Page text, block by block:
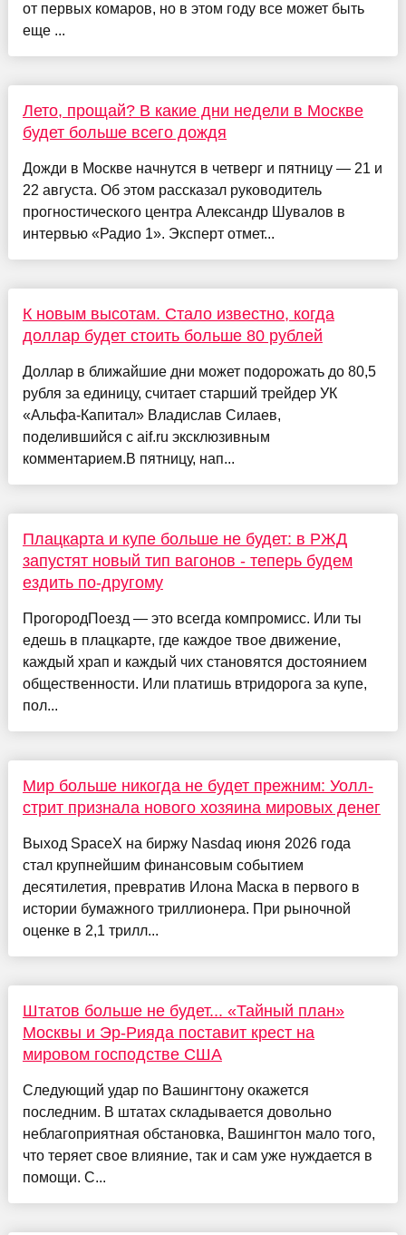
от первых комаров, но в этом году все может быть
еще ...
Лето, прощай? В какие дни недели в Москве
будет больше всего дождя
Дожди в Москве начнутся в четверг и пятницу — 21 и
22 августа. Об этом рассказал руководитель
прогностического центра Александр Шувалов в
интервью «Радио 1». Эксперт отмет...
К новым высотам. Стало известно, когда
доллар будет стоить больше 80 рублей
Доллар в ближайшие дни может подорожать до 80,5
рубля за единицу, считает старший трейдер УК
«Альфа-Капитал» Владислав Силаев,
поделившийся с aif.ru эксклюзивным
комментарием.В пятницу, нап...
Плацкарта и купе больше не будет: в РЖД
запустят новый тип вагонов - теперь будем
ездить по-другому
ПрогородПоезд — это всегда компромисс. Или ты
едешь в плацкарте, где каждое твое движение,
каждый храп и каждый чих становятся достоянием
общественности. Или платишь втридорога за купе,
пол...
Мир больше никогда не будет прежним: Уолл-
стрит признала нового хозяина мировых денег
Выход SpaceX на биржу Nasdaq июня 2026 года
стал крупнейшим финансовым событием
десятилетия, превратив Илона Маска в первого в
истории бумажного триллионера. При рыночной
оценке в 2,1 трилл...
Штатов больше не будет... «Тайный план»
Москвы и Эр-Рияда поставит крест на
мировом господстве США
Следующий удар по Вашингтону окажется
последним. В штатах складывается довольно
неблагоприятная обстановка, Вашингтон мало того,
что теряет свое влияние, так и сам уже нуждается в
помощи. С...